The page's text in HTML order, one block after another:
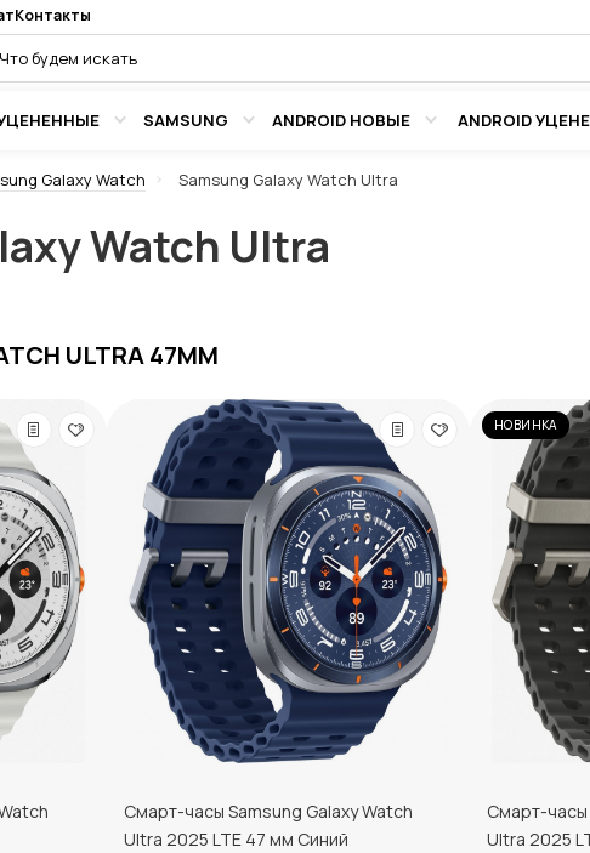
Контакты
УЦЕНЕННЫЕ SAMSUNG ANDROID НОВЫЕ ANDROID
Galaxy Watch Samsung Galaxy Watch Ultra
Watch Ultra
Смарт-часы Samsung Galaxy Watch
Ultra 2025 LTE 47 мм Синий
НОВИНКА
Смарт-часы
Ultra 2025
ULTRA 47ММ